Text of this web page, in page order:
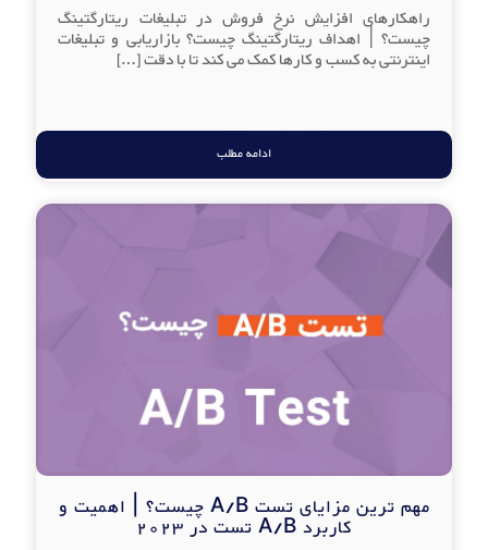
راهکارهای افزایش نرخ فروش در تبلیغات ریتارگتینگ
چیست؟ | اهداف ریتارگتینگ چیست؟ بازاریابی و تبلیغات
اینترنتی به کسب و کارها کمک می کند تا با دقت[…]
ادامه مطلب
مهم ترین مزایای تست A/B چیست؟ | اهمیت و
کاربرد A/B تست در 2023